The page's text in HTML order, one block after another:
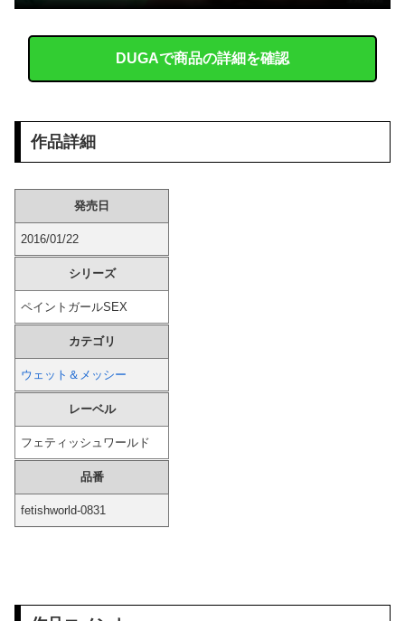
韓国人「日本の某全国チェーン店の商品写真が話題になっている理由がこちら…」→「羨ましい…（ブルブル」＝韓国の反応
【画像】 女さん「私、垢抜けたかな？」お○ぱいボロンｗｗｗ
屋外でストリップしているのは美人モデルだから最高だ！！
【画像】 渡邊渚さん、お●んこギリギリの水着着ててワロタ
偶然なら仕方ないが、故意はダメ…MLBの問題プレー集が物議
DUGAで商品の詳細を確認
作品詳細
発売日
2016/01/22
シリーズ
ペイントガールSEX
カテゴリ
ウェット＆メッシー
レーベル
フェティッシュワールド
品番
fetishworld-0831